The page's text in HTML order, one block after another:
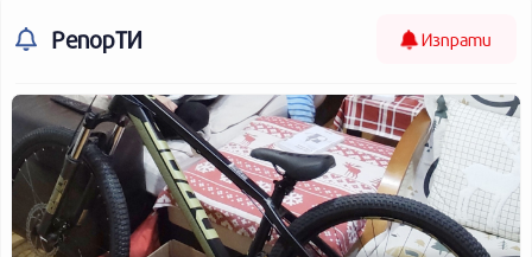
РепорТИ Изпрати